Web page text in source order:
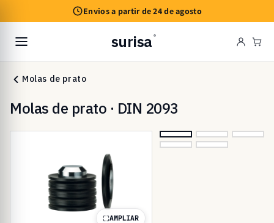
conteúdo
Envios a partir de 24 de agosto
surisa ®
Molas de prato
Molas de prato · DIN 2093
AMPLIAR